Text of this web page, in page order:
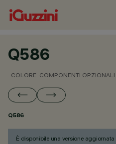
Q586
COLORE COMPONENTI OPZIONALI
Q586
È disponibile una versione